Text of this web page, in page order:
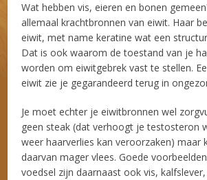
Wat hebben vis, eieren en bonen
allemaal krachtbronnen van eiwit. Haar
eiwit, met name keratine wat een
Dat is ook waarom de toestand van je
worden om eiwitgebrek vast te stellen.
eiwit zie je gegarandeerd terug in
Je moet echter je eiwitbronnen wel
geen steak (dat verhoogt je testosteron
weer haarverlies kan veroorzaken) maar
daarvan mager vlees. Goede
voedsel zijn daarnaast ook vis,